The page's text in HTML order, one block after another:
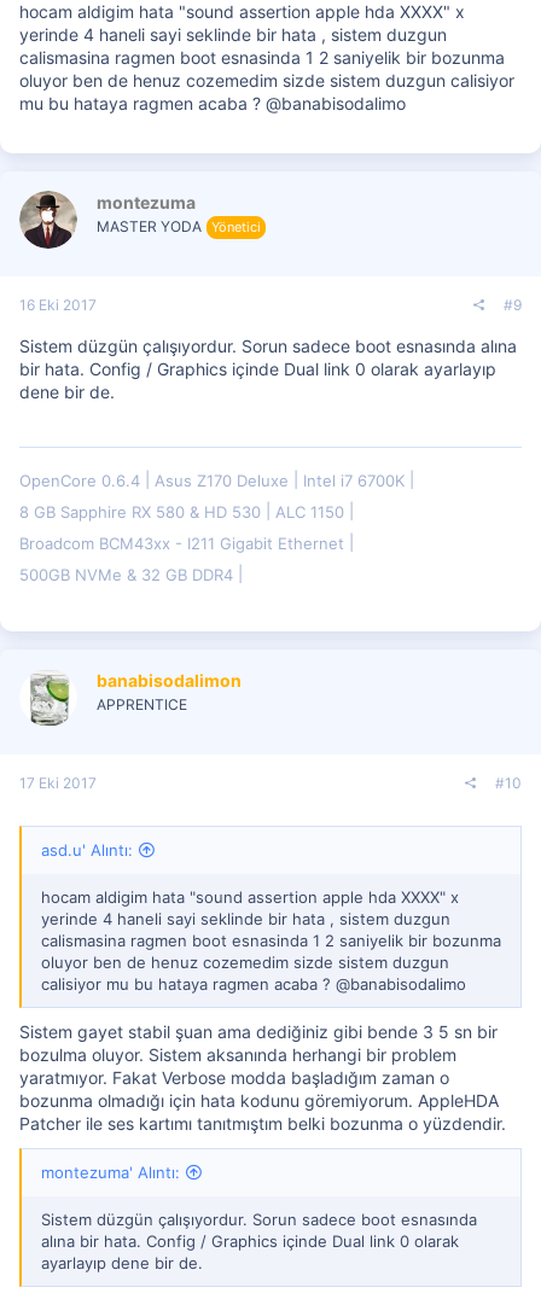
hocam aldigim hata "sound assertion apple hda XXXX" x
yerinde 4 haneli sayi seklinde bir hata , sistem duzgun
calismasina ragmen boot esnasinda 1 2 saniyelik bir bozunma
oluyor ben de henuz cozemedim sizde sistem duzgun calisiyor
mu bu hataya ragmen acaba ? @banabisodalimo
montezuma
MASTER YODA Yönetici
16 Eki 2017 #9
Sistem düzgün çalışıyordur. Sorun sadece boot esnasında alına
bir hata. Config / Graphics içinde Dual link 0 olarak ayarlayıp
dene bir de.
OpenCore 0.6.4 Asus Z170 Deluxe
Intel i7 6700K
8 GB Sapphire RX 580 & HD 530
ALC 1150
Broadcom BCM43xx - I211 Gigabit Ethernet
500GB NVMe & 32 GB DDR4
banabisodalimon
APPRENTICE
17 Eki 2017 #10
asd.u' Alıntı:
hocam aldigim hata "sound assertion apple hda XXXX" x
yerinde 4 haneli sayi seklinde bir hata , sistem duzgun
calismasina ragmen boot esnasinda 1 2 saniyelik bir bozunma
oluyor ben de henuz cozemedim sizde sistem duzgun
calisiyor mu bu hataya ragmen acaba ? @banabisodalimo
Sistem gayet stabil şuan ama dediğiniz gibi bende 3 5 sn bir
bozulma oluyor. Sistem aksanında herhangi bir problem
yaratmıyor. Fakat Verbose modda başladığım zaman o
bozunma olmadığı için hata kodunu göremiyorum. AppleHDA
Patcher ile ses kartımı tanıtmıştım belki bozunma o yüzdendir.
montezuma' Alıntı:
Sistem düzgün çalışıyordur. Sorun sadece boot esnasında
alına bir hata. Config / Graphics içinde Dual link 0 olarak
ayarlayıp dene bir de.